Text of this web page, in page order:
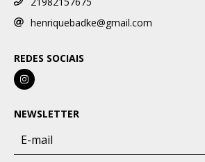
henriquebadke@gmail.com
REDES SOCIAIS
NEWSLETTER